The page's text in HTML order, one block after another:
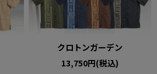
クロトンガーデン
13,750円(税込)